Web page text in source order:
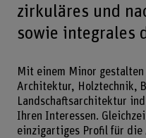
zirkuläres und
sowie integrales
Mit einem Minor
Architektur, Holztechnik,
Landschaftsarchitektur
Ihren Interessen.
einzigartiges Profil für